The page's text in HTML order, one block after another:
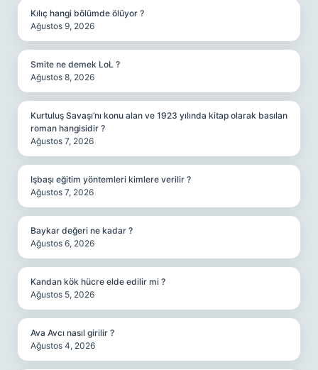
Kılıç hangi bölümde ölüyor ?
Ağustos 9, 2026
Smite ne demek LoL ?
Ağustos 8, 2026
Kurtuluş Savaşı’nı konu alan ve 1923 yılında kitap olarak basılan
roman hangisidir ?
Ağustos 7, 2026
Işbaşı eğitim yöntemleri kimlere verilir ?
Ağustos 7, 2026
Baykar değeri ne kadar ?
Ağustos 6, 2026
Kandan kök hücre elde edilir mi ?
Ağustos 5, 2026
Ava Avcı nasıl girilir ?
Ağustos 4, 2026